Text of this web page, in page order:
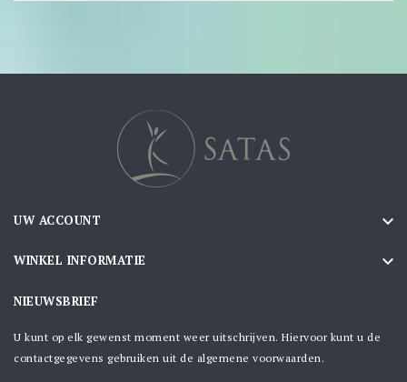
UW ACCOUNT 
WINKEL INFORMATIE 
NIEUWSBRIEF
U kunt op elk gewenst moment weer uitschrijven. Hiervoor kunt u de
contactgegevens gebruiken uit de algemene voorwaarden.